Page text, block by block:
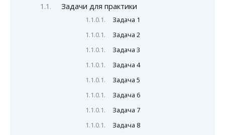
Задачи для практики
Задача 1
Задача 2
Задача 3
Задача 4
Задача 5
Задача 6
Задача 7
Задача 8